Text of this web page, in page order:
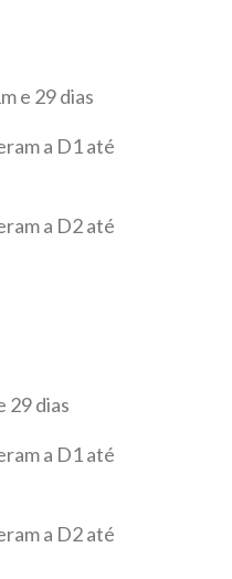
e 29 dias
a D1 até
a D2 até
29 dias
a D1 até
a D2 até